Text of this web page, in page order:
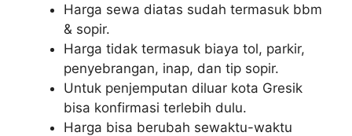
Harga sewa diatas sudah termasuk bbm
& sopir.
Harga tidak termasuk biaya tol, parkir,
penyebrangan, inap, dan tip sopir.
Untuk penjemputan diluar kota Gresik
bisa konfirmasi terlebih dulu.
Harga bisa berubah sewaktu-waktu